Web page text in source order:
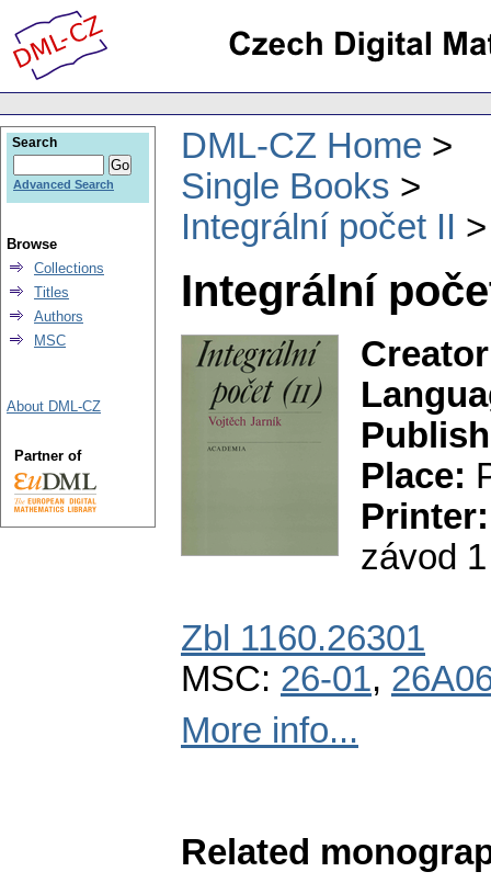
DML-CZ Home
Single Books
Integrální počet II
Integrální
Place:
Printer:
závod 1
Zbl 1160.26301
MSC: 26-01,
More info...
Related
Search
Advanced Search
Browse
Collections
Titles
Authors
MSC
About DML-CZ
Partner of